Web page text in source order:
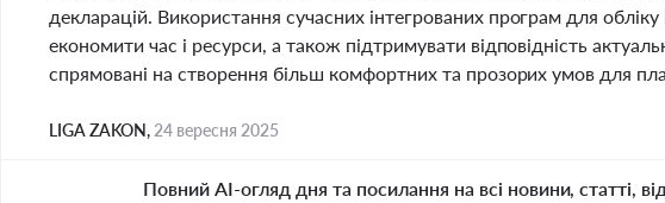
декларацій. Використання сучасних інтегрованих програм для
економити час і ресурси, а також підтримувати відповідність
спрямовані на створення більш комфортних та прозорих умов для
LIGA ZAKON, 24 вересня 2025
Повний AI-огляд дня та посилання на всі новини, статті,